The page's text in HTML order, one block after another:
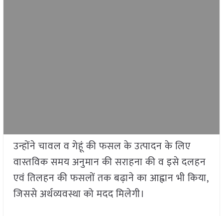
उन्होंने चावल व गेहूं की फसल के उत्पादन के लिए
वास्तविक समय अनुमान की सराहना की व इसे दलहन
एवं तिलहन की फसलों तक बढ़ाने का आह्वान भी किया,
जिससे अर्थव्यवस्था को मदद मिलेगी।